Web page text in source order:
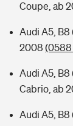
Coupe, ab
Audi A5, B8
2008 (0588
Audi A5, B8
Cabrio, ab
Audi A5, B8